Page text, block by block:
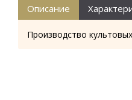
Описание
Производство